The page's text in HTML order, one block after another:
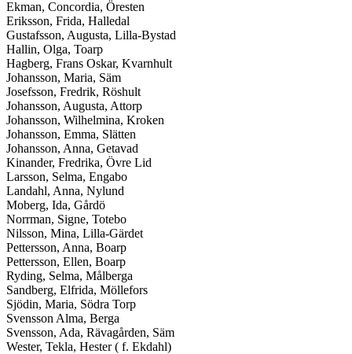
Ekman, Concordia, Öresten
Eriksson, Frida, Halledal
Gustafsson, Augusta, Lilla-Bystad
Hallin, Olga, Toarp
Hagberg, Frans Oskar, Kvarnhult
Johansson, Maria, Säm
Josefsson, Fredrik, Röshult
Johansson, Augusta, Attorp
Johansson, Wilhelmina, Kroken
Johansson, Emma, Slätten
Johansson, Anna, Getavad
Kinander, Fredrika, Övre Lid
Larsson, Selma, Engabo
Landahl, Anna, Nylund
Moberg, Ida, Gårdö
Norrman, Signe, Totebo
Nilsson, Mina, Lilla-Gärdet
Pettersson, Anna, Boarp
Pettersson, Ellen, Boarp
Ryding, Selma, Målberga
Sandberg, Elfrida, Möllefors
Sjödin, Maria, Södra Torp
Svensson Alma, Berga
Svensson, Ada, Rävagården, Säm
Wester, Tekla, Hester ( f. Ekdahl)